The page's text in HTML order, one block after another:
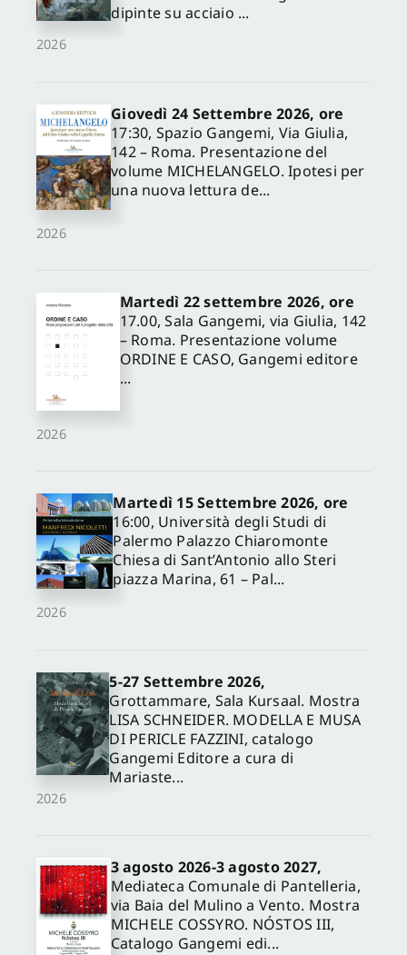
2026
dipinte su acciaio ...
2026
Giovedì 24 Settembre 2026, ore
17:30, Spazio Gangemi, Via Giulia,
142 – Roma. Presentazione del
volume MICHELANGELO. Ipotesi per
una nuova lettura de...
2026
Martedì 22 settembre 2026, ore
17.00, Sala Gangemi, via Giulia, 142
– Roma. Presentazione volume
ORDINE E CASO, Gangemi editore
...
2026
Martedì 15 Settembre 2026, ore
16:00, Università degli Studi di
Palermo Palazzo Chiaromonte
Chiesa di Sant’Antonio allo Steri
piazza Marina, 61 – Pal...
2026
5-27 Settembre 2026,
Grottammare, Sala Kursaal. Mostra
LISA SCHNEIDER. MODELLA E MUSA
DI PERICLE FAZZINI, catalogo
Gangemi Editore a cura di
Mariaste...
3 agosto 2026-3 agosto 2027,
Mediateca Comunale di Pantelleria,
via Baia del Mulino a Vento. Mostra
MICHELE COSSYRO. NÓSTOS III,
Catalogo Gangemi edi...